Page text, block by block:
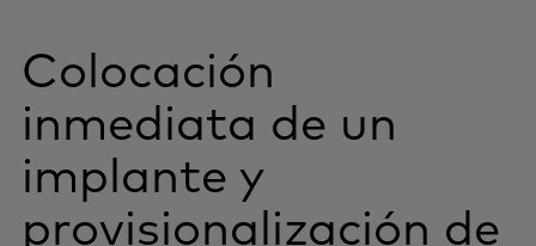
Colocación
inmediata de un
implante y
provisionalización de